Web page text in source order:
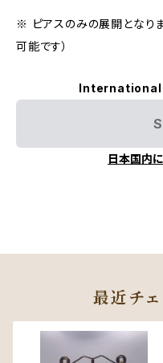
※ ピアスのみの展開となり
可能です）
日本国内
最近チ